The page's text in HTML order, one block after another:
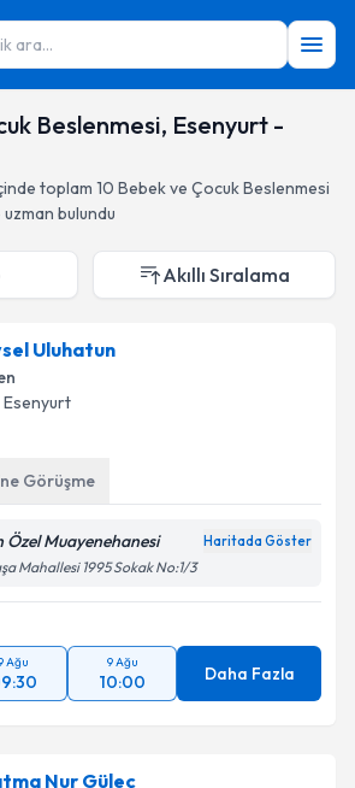
ara...
Beslenmesi, Esenyurt -
toplam 10 Bebek ve Çocuk Beslenmesi
bulundu
Akıllı Sıralama
Uluhatun
Esenyurt
Görüşme
Özel Muayenehanesi Haritada Göster
Mahallesi 1995 Sokak No:1/3
Ağu 9 Ağu
10:00 Daha Fazla
Nur Güleç